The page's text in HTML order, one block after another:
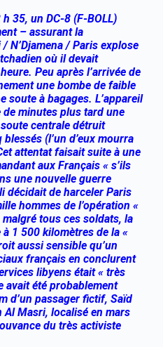
35, un DC-8 (F-BOLL)
– assurant la
N’Djamena / Paris explose
où il devait
Peu après l’arrivée de
une bombe de faible
soute à bagages. L’appareil
minutes plus tard une
centrale détruit
(l’un d’eux mourra
attentat faisait suite à une
aux Français « s’ils
une nouvelle guerre
décidait de harceler Paris
hommes de l’opération «
tous ces soldats, la
à 1 500 kilomètres de la «
aussi sensible qu’un
français en conclurent
libyens était « très
avait été probablement
d’un passager fictif, Saïd
Al Masri, localisé en mars
du très activiste